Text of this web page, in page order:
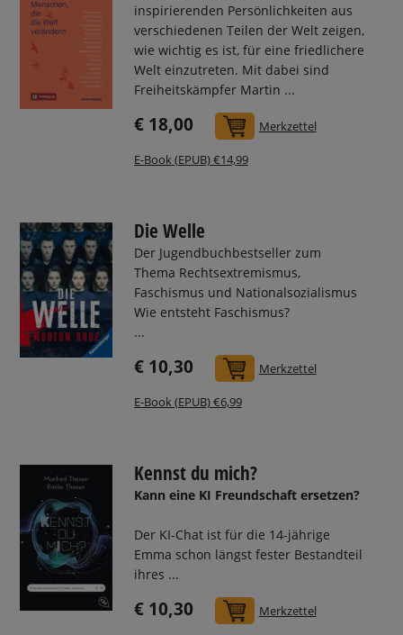
inspirierenden Persönlichkeiten aus
verschiedenen Teilen der Welt zeigen,
wie wichtig es ist, für eine friedlichere
Welt einzutreten. Mit dabei sind
Freiheitskämpfer Martin ...
€ 18,00 In den Warenkorb
Merkzettel
E-Book (EPUB) €14,99
Die Welle
Der Jugendbuchbestseller zum
Thema Rechtsextremismus,
Faschismus und Nationalsozialismus
Wie entsteht Faschismus?
...
€ 10,30 In den Warenkorb
Merkzettel
E-Book (EPUB) €6,99
Kennst du mich?
Kann eine KI Freundschaft ersetzen?
Der KI-Chat ist für die 14-jährige
Emma schon längst fester Bestandteil
ihres ...
€ 10,30 In den Warenkorb
Merkzettel